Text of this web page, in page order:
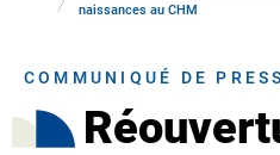
naissances au CHM
COMMUNIQUÉ DE